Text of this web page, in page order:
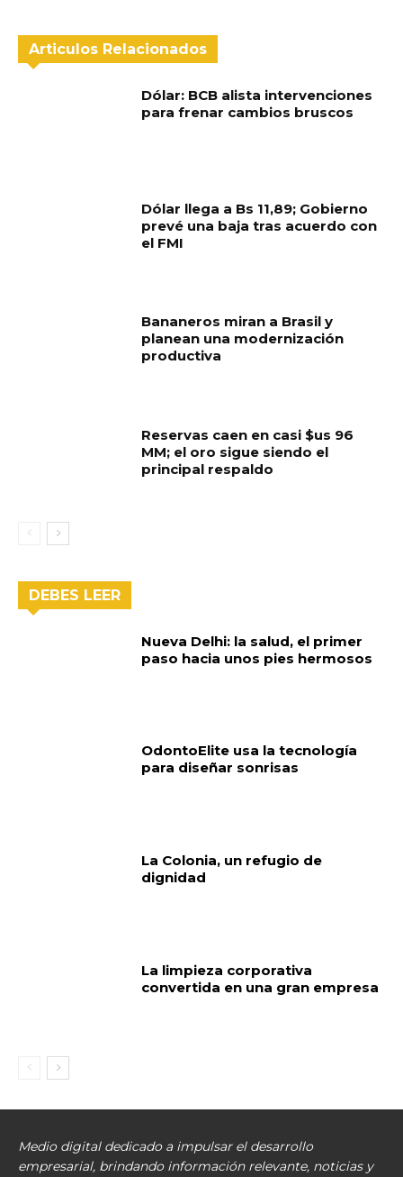
Articulos Relacionados
Dólar: BCB alista intervenciones
para frenar cambios bruscos
Dólar llega a Bs 11,89; Gobierno
prevé una baja tras acuerdo con
el FMI
Bananeros miran a Brasil y
planean una modernización
productiva
Reservas caen en casi $us 96
MM; el oro sigue siendo el
principal respaldo
DEBES LEER
Nueva Delhi: la salud, el primer
paso hacia unos pies hermosos
OdontoElite usa la tecnología
para diseñar sonrisas
La Colonia, un refugio de
dignidad
La limpieza corporativa
convertida en una gran empresa
Medio digital dedicado a impulsar el desarrollo
empresarial, brindando información relevante, noticias y